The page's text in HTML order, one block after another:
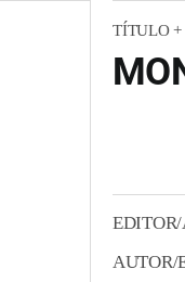
TÍTULO
AUTOR/